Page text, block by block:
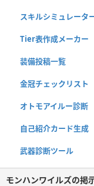
スキルシミュレータ
Tier表作成メーカー
装備投稿一覧
金冠チェックリスト
オトモアイルー診断
自己紹介カード生成
武器診断ツール
モンハンワイルズの掲